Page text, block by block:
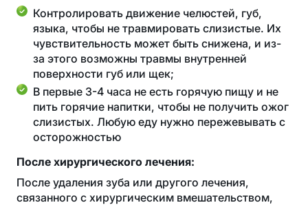
Контролировать движение челюстей, губ,
языка, чтобы не травмировать слизистые. Их
чувствительность может быть снижена, и из-
за этого возможны травмы внутренней
поверхности губ или щек;
В первые 3-4 часа не есть горячую пищу и не
пить горячие напитки, чтобы не получить ожог
слизистых. Любую еду нужно пережевывать с
осторожностью
После хирургического лечения:
После удаления зуба или другого лечения,
связанного с хирургическим вмешательством,